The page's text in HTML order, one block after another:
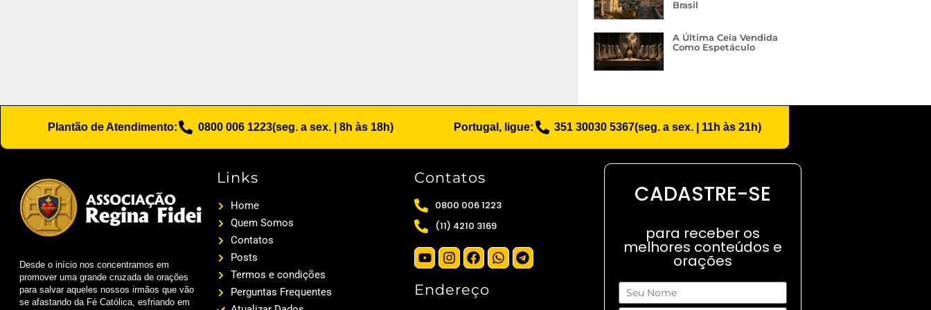
Brasil
A Última Ceia Vendida
Como Espetáculo
Plantão de Atendimento: 0800 006 1223(seg. a sex. | 8h às 18h) Portugal, ligue: 351 30030 5367(seg. a sex. | 11h às 21h)
Desde o início nos concentramos em
promover uma grande cruzada de orações
para salvar aqueles nossos irmãos que vão
se afastando da Fé Católica, esfriando em
Links
Home
Quem Somos
Contatos
Posts
Termos e condições
Perguntas Frequentes
Contatos
0800 006 1223
(11) 4210 3169
Endereço
CADASTRE-SE
para receber os
melhores conteúdos e
orações